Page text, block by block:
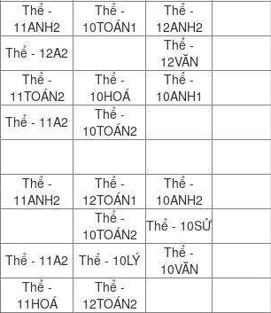
Thể -
11ANH2
Thể -
10TOÁN1
Thể -
12ANH2
Thể - 12A2
Thể -
12VĂN
Thể -
11TOÁN2
Thể -
10HOÁ
Thể -
10ANH1
Thể - 11A2
Thể -
10TOÁN2
Thể -
11ANH2
Thể -
12TOÁN1
Thể -
10ANH2
Thể -
10TOÁN2 Thể - 10SỬ
Thể - 11A2 Thể - 10LÝ
Thể -
10VĂN
Thể -
11HOÁ
Thể -
12TOÁN2